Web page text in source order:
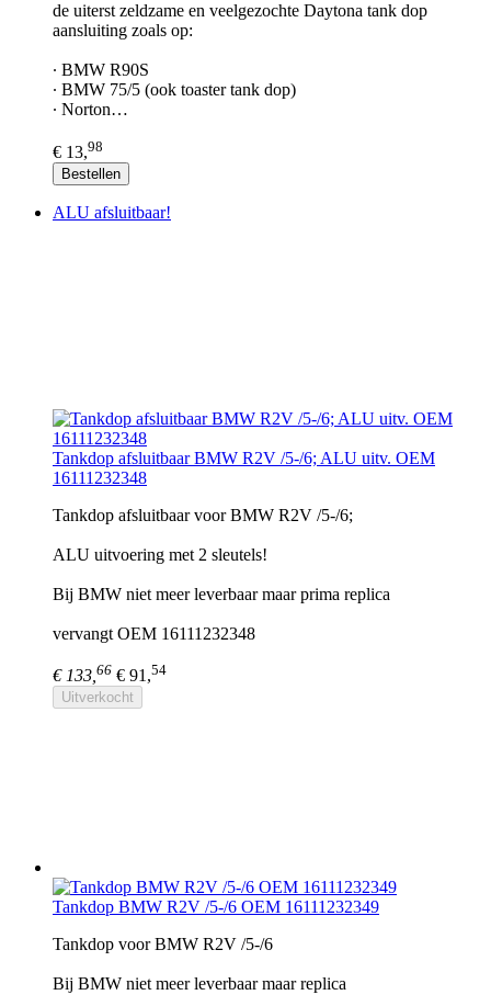
de uiterst zeldzame en veelgezochte Daytona tank dop
aansluiting zoals op:
∙ BMW R90S
∙ BMW 75/5 (ook toaster tank dop)
∙ Norton…
€ 13,98
Bestellen
ALU afsluitbaar!
Tankdop afsluitbaar BMW R2V /5-/6; ALU uitv. OEM
16111232348
Tankdop afsluitbaar voor BMW R2V /5-/6;
ALU uitvoering met 2 sleutels!
Bij BMW niet meer leverbaar maar prima replica
vervangt OEM 16111232348
€ 133, 66 € 91,54
Uitverkocht
Tankdop BMW R2V /5-/6 OEM 16111232349
Tankdop voor BMW R2V /5-/6
Bij BMW niet meer leverbaar maar replica